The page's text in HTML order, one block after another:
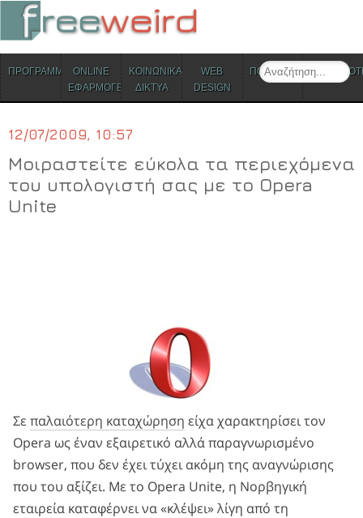
Search
Skip to content
ΠΡΟΓΡΑΜΜΑΤΑONLINE
ΕΦΑΡΜΟΓΕΣ
ΚΟΙΝΩΝΙΚΑ
ΔΙΚΤΥΑ
WEB
DESIGN
ΠΟΛΙΤΙΣΜΟΣ
12/07/2009, 10:57
Μοιραστείτε εύκολα τα περιεχόμενα
του υπολογιστή σας με το Opera
Unite
Σε παλαιότερη καταχώρηση είχα χαρακτηρίσει τον
Opera ως έναν εξαιρετικό αλλά παραγνωρισμένο
browser, που δεν έχει τύχει ακόμη της αναγνώρισης
που του αξίζει. Με το Opera Unite, η Νορβηγική
εταιρεία καταφέρνει να «κλέψει» λίγη από τη